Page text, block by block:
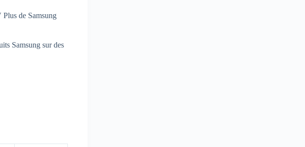
de Samsung
Samsung sur des